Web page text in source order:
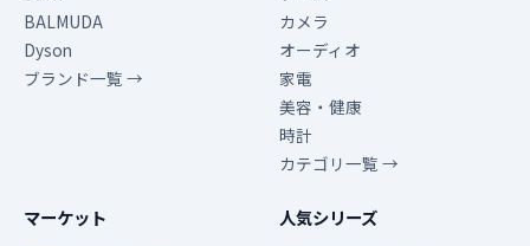
BALMUDA
Dyson
ブランド一覧 →
カメラ
オーディオ
家電
美容・健康
時計
カテゴリ一覧 →
マーケット 人気シリーズ